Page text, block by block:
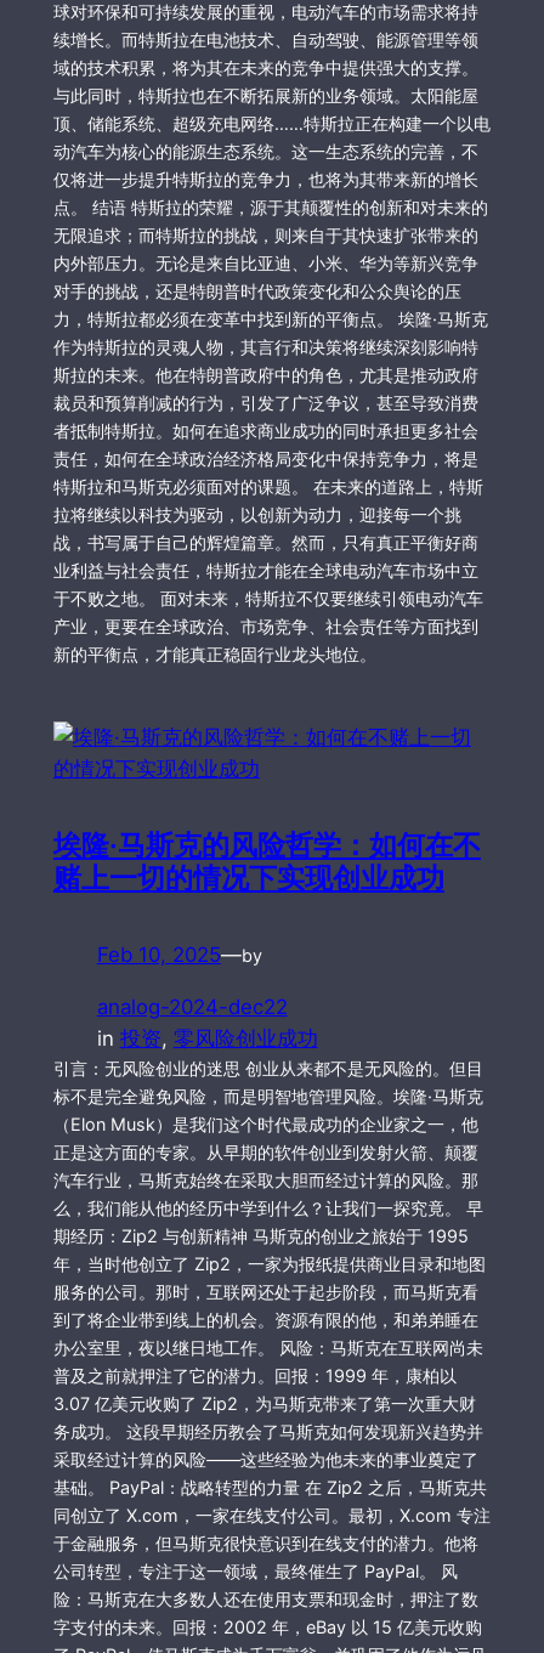
球对环保和可持续发展的重视，电动汽车的市场需求将持
续增长。而特斯拉在电池技术、自动驾驶、能源管理等领
域的技术积累，将为其在未来的竞争中提供强大的支撑。
与此同时，特斯拉也在不断拓展新的业务领域。太阳能屋
顶、储能系统、超级充电网络……特斯拉正在构建一个以电
动汽车为核心的能源生态系统。这一生态系统的完善，不
仅将进一步提升特斯拉的竞争力，也将为其带来新的增长
点。 结语 特斯拉的荣耀，源于其颠覆性的创新和对未来的
无限追求；而特斯拉的挑战，则来自于其快速扩张带来的
内外部压力。无论是来自比亚迪、小米、华为等新兴竞争
对手的挑战，还是特朗普时代政策变化和公众舆论的压
力，特斯拉都必须在变革中找到新的平衡点。 埃隆·马斯克
作为特斯拉的灵魂人物，其言行和决策将继续深刻影响特
斯拉的未来。他在特朗普政府中的角色，尤其是推动政府
裁员和预算削减的行为，引发了广泛争议，甚至导致消费
者抵制特斯拉。如何在追求商业成功的同时承担更多社会
责任，如何在全球政治经济格局变化中保持竞争力，将是
特斯拉和马斯克必须面对的课题。 在未来的道路上，特斯
拉将继续以科技为驱动，以创新为动力，迎接每一个挑
战，书写属于自己的辉煌篇章。然而，只有真正平衡好商
业利益与社会责任，特斯拉才能在全球电动汽车市场中立
于不败之地。 面对未来，特斯拉不仅要继续引领电动汽车
产业，更要在全球政治、市场竞争、社会责任等方面找到
新的平衡点，才能真正稳固行业龙头地位。
埃隆·马斯克的风险哲学：如何在不
赌上一切的情况下实现创业成功
Feb 10, 2025—by
analog-2024-dec22
in 投资, 零风险创业成功
引言：无风险创业的迷思 创业从来都不是无风险的。但目
标不是完全避免风险，而是明智地管理风险。埃隆·马斯克
（Elon Musk）是我们这个时代最成功的企业家之一，他
正是这方面的专家。从早期的软件创业到发射火箭、颠覆
汽车行业，马斯克始终在采取大胆而经过计算的风险。那
么，我们能从他的经历中学到什么？让我们一探究竟。 早
期经历：Zip2 与创新精神 马斯克的创业之旅始于 1995
年，当时他创立了 Zip2，一家为报纸提供商业目录和地图
服务的公司。那时，互联网还处于起步阶段，而马斯克看
到了将企业带到线上的机会。资源有限的他，和弟弟睡在
办公室里，夜以继日地工作。 风险：马斯克在互联网尚未
普及之前就押注了它的潜力。回报：1999 年，康柏以
3.07 亿美元收购了 Zip2，为马斯克带来了第一次重大财
务成功。 这段早期经历教会了马斯克如何发现新兴趋势并
采取经过计算的风险——这些经验为他未来的事业奠定了
基础。 PayPal：战略转型的力量 在 Zip2 之后，马斯克共
同创立了 X.com，一家在线支付公司。最初，X.com 专注
于金融服务，但马斯克很快意识到在线支付的潜力。他将
公司转型，专注于这一领域，最终催生了 PayPal。 风
险：马斯克在大多数人还在使用支票和现金时，押注了数
字支付的未来。回报：2002 年，eBay 以 15 亿美元收购